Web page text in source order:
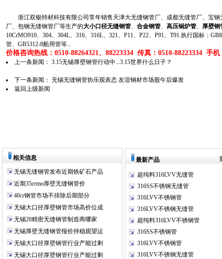
浙江双银特材科技有限公司常年销售天津大无缝钢管厂、成都无缝管厂、宝钢
厂、包钢无缝钢管厂等生产的大小口径无缝钢管、 合金钢管、 高压锅炉管、
厚壁钢
10CrMO910、304、304L、316、316L、321、P11、P22、P91、T91.执行国标：
管、GB5312-8船用管等...
价格咨询热线：0510-88264321、88223334 传真：0510-88223334 手机
上一条新闻： 3.15无锡厚壁钢管行动中...3.15世界什么日子？
下一条新闻： 无锡无缝钢管协乐观表态 友谊钢材市场股午后爆发
返回上级新闻
相关信息
无锡无缝钢管发布近期铁矿石产品
近期35crmo厚壁无缝钢管价
40cr钢管市场不排除后期部分
无锡大口径厚壁钢管市场高价位成
无锡20精密无缝钢管制造商哪家
无锡厚壁无缝钢管报价持稳观望运
无锡大口径厚壁钢管行业产能过剩
无锡大口径厚壁钢管行业产能过剩
最新产品
超纯料316LVV无缝管
316SS不锈钢无缝管
316LVV不锈钢管
316LVV不锈钢无缝管
超纯料316LVV不锈钢管
316SS不锈钢管
316LVV不锈钢管
316LVV不锈钢无缝管